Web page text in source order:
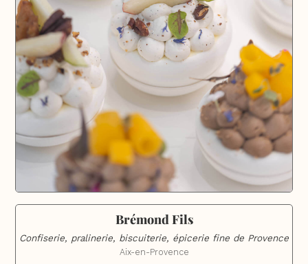
Brémond Fils
Confiserie, pralinerie, biscuiterie, épicerie fine de Provence
Aix-en-Provence